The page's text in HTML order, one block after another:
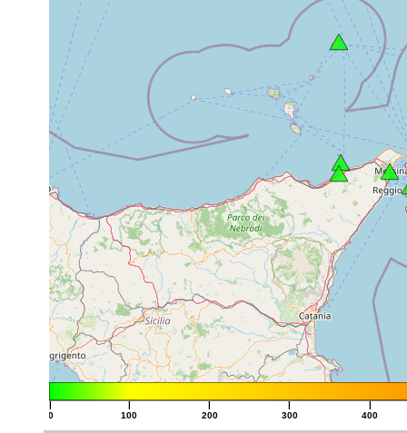
|
0
|
100
|
200
|
300
|
400